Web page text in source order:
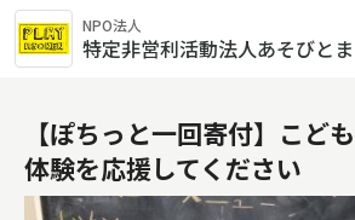
NPO法人
特定非営利活動法人あそびと
【ぽちっと一回寄付】こど
体験を応援してください